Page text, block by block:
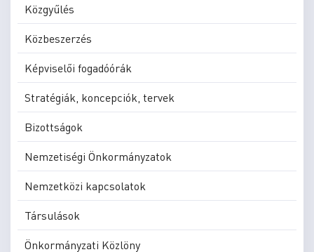
Közgyűlés
Közbeszerzés
Képviselői fogadóórák
Stratégiák, koncepciók, tervek
Bizottságok
Nemzetiségi Önkormányzatok
Nemzetközi kapcsolatok
Társulások
Önkormányzati Közlöny